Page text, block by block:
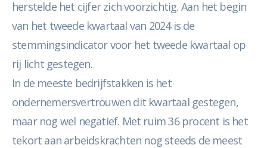
herstelde het cijfer zich voorzichtig. Aan het begin
van het tweede kwartaal van 2024 is de
stemmingsindicator voor het tweede kwartaal op
rij licht gestegen.
In de meeste bedrijfstakken is het
ondernemersvertrouwen dit kwartaal gestegen,
maar nog wel negatief. Met ruim 36 procent is het
tekort aan arbeidskrachten nog steeds de meest